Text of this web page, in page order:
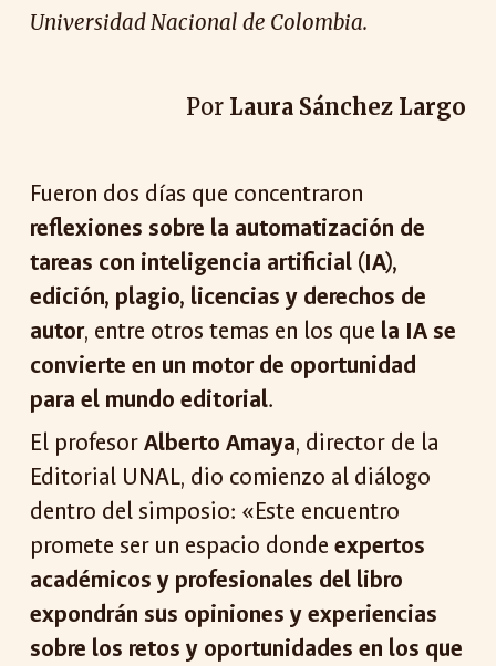
Universidad Nacional de Colombia.
Por Laura Sánchez Largo
Fueron dos días que concentraron
reflexiones sobre la automatización de
tareas con inteligencia artificial (IA),
edición, plagio, licencias y derechos de
autor, entre otros temas en los que la IA se
convierte en un motor de oportunidad
para el mundo editorial.
El profesorAlberto Amaya, director de la
Editorial UNAL, dio comienzo al diálogo
dentro del simposio: «Este encuentro
promete ser un espacio dondeexpertos
académicos y profesionales del libro
expondrán sus opiniones y experiencias
sobre los retos y oportunidades en los que